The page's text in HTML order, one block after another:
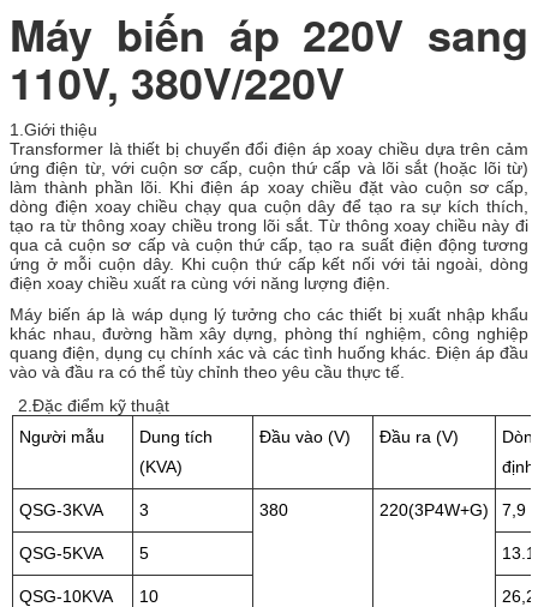
Máy biến áp 220V sang
110V, 380V/220V
1. Giới thiệu
Transformer là thiết bị chuyển đổi điện áp xoay chiều dựa trên cảm
ứng điện từ, với cuộn sơ cấp, cuộn thứ cấp và lõi sắt (hoặc lõi từ)
làm thành phần lõi. Khi điện áp xoay chiều đặt vào cuộn sơ cấp,
dòng điện xoay chiều chạy qua cuộn dây để tạo ra sự kích thích,
tạo ra từ thông xoay chiều trong lõi sắt. Từ thông xoay chiều này đi
qua cả cuộn sơ cấp và cuộn thứ cấp, tạo ra suất điện động tương
ứng ở mỗi cuộn dây. Khi cuộn thứ cấp kết nối với tải ngoài, dòng
điện xoay chiều xuất ra cùng với năng lượng điện.
Máy biến áp là wáp dụng lý tưởng cho các thiết bị xuất nhập khẩu
khác nhau, đường hầm xây dựng, phòng thí nghiệm, công nghiệp
quang điện, dụng cụ chính xác và các tình huống khác. Điện áp đầu
vào và đầu ra có thể tùy chỉnh theo yêu cầu thực tế.
2. Đặc điểm kỹ thuật
Người mẫu
Dung tích
(KVA)
Đầu vào (V) Đầu ra (V)
QSG-3KVA 3 380 220(3P4W+G) 7,9
QSG-5KVA 5 13.1
QSG-10KVA 10